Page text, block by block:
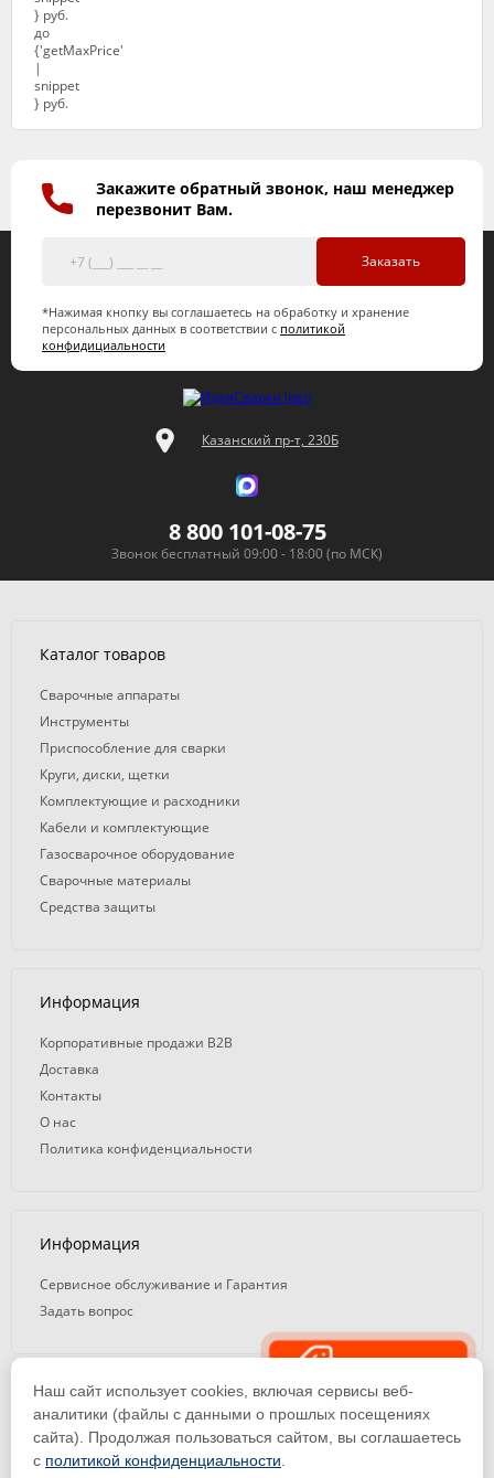
Закажите обратный звонок, наш менеджер
перезвонит Вам.
Заказать
*Нажимая кнопку вы соглашаетесь на обработку и хранение
персональных данных в соответствии с политикой
конфидициальности
Казанский пр-т, 230Б
8 800 101-08-75
Звонок бесплатный 09:00 - 18:00 (по МСК)
Каталог товаров
Сварочные аппараты
Инструменты
Приспособление для сварки
Круги, диски, щетки
Комплектующие и расходники
Кабели и комплектующие
Газосварочное оборудование
Сварочные материалы
Средства защиты
Информация
Корпоративные продажи B2B
Доставка
Контакты
О нас
Политика конфиденциальности
Информация
Сервисное обслуживание и Гарантия
Задать вопрос
© 2008 — 2026. ООО «ТК Вэлд Плюс»
Email: ideasvarki@wp116.ru
Тел.: 8 800 101-08-75 (с 10:00 до 19:00)
Наш сайт использует cookies, включая сервисы веб-
аналитики (файлы с данными о прошлых посещениях
сайта). Продолжая пользоваться сайтом, вы соглашаетесь
с политикой конфиденциальности